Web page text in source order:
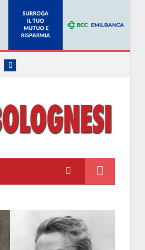
Facebook